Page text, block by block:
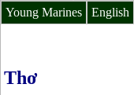
Young Marines
English
Thơ